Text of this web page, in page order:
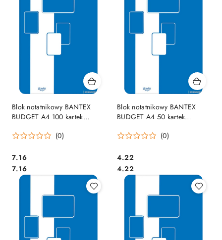
Blok notatnikowy BANTEX
BUDGET A4 100 kartek
(0)
Cena:
7.16
Cena:
7.16
Blok notatnikowy BANTEX
BUDGET A4 50 kartek
(0)
Cena:
4.22
Cena:
4.22